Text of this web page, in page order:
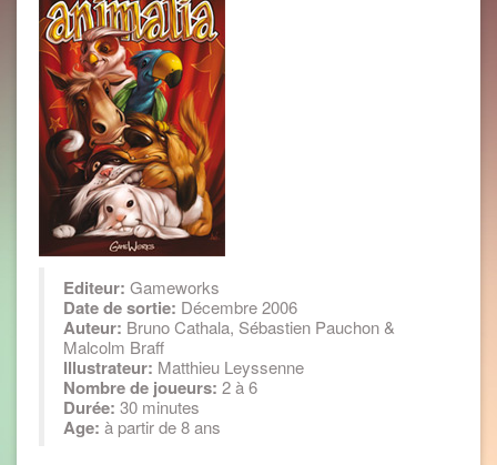
Editeur: Gameworks
Date de sortie: Décembre 2006
Auteur: Bruno Cathala, Sébastien Pauchon &
Malcolm Braff
Illustrateur: Matthieu Leyssenne
Nombre de joueurs: 2 à 6
Durée: 30 minutes
Age: à partir de 8 ans